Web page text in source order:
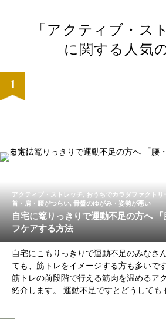
「アクティブ・ス
に関する人気
アクティブ・ストレッチ, おうちでカラダファクト
首・肩・腰がつらい, 骨盤のゆがみ・姿勢が悪い
自宅に篭りっきりで運動不足の方へ
フケアする方法
自宅にこもりっきりで運動不足のみなさ
ても、筋トレをイメージする方も多いで
筋トレの前段階で行える筋肉を温めるア
紹介します。 運動不足ですとどうして